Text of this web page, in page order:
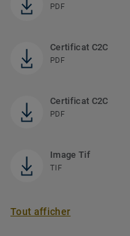
PDF
Certificat C2C
PDF
Certificat C2C
PDF
Image Tif
TIF
Tout afficher